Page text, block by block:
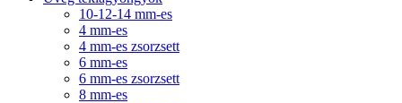
10-12-14 mm-es
4 mm-es
4 mm-es zsorzsett
6 mm-es
6 mm-es zsorzsett
8 mm-es